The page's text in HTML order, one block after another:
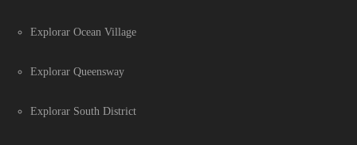
Explorar Ocean Village
Explorar Queensway
Explorar South District